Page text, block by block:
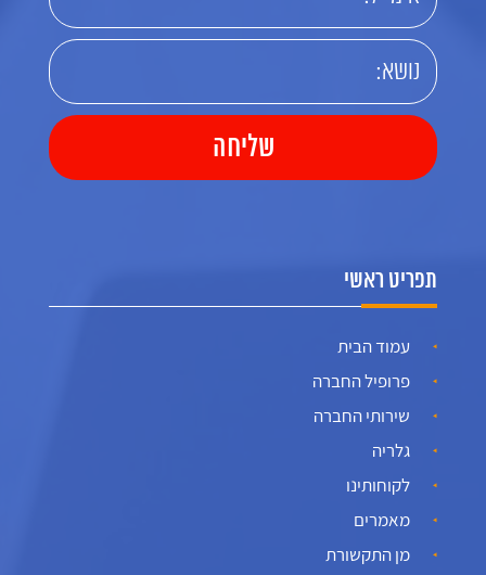
תפריט ראשי
עמוד הבית
פרופיל החברה
שירותי החברה
גלריה
לקוחותינו
מאמרים
מן התקשורת